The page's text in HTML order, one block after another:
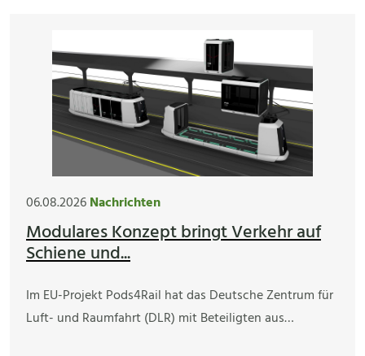
06.08.2026Nachrichten
Modulares Konzept bringt Verkehr auf
Schiene und...
Im EU-Projekt Pods4Rail hat das Deutsche Zentrum für
Luft- und Raumfahrt (DLR) mit Beteiligten aus…